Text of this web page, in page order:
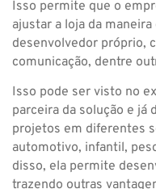
Isso permite que o
ajustar a loja da
desenvolvedor próprio,
comunicação, dentre
Isso pode ser visto no
parceira da solução e já
projetos em diferentes
automotivo, infantil,
disso, ela permite
trazendo outras